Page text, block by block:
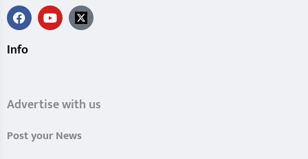
Info
Advertise with us
Post your News